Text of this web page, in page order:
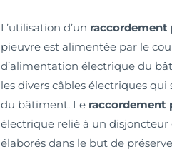
L’utilisation d’un raccordement
pieuvre est alimentée par le
d’alimentation électrique du
les divers câbles électriques
du bâtiment. Le raccordement
électrique relié à un disjoncteur
élaborés dans le but de